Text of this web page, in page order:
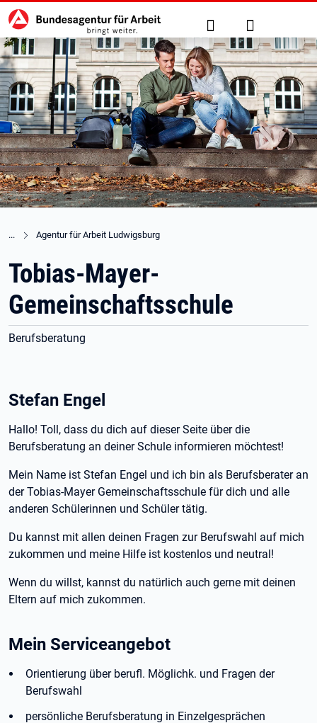
zu den Hauptinhalten springen
Hauptnavigation Suche Anmelden
Agentur für Arbeit Ludwigsburg
Tobias-Mayer-
Gemeinschaftsschule
Berufsberatung
Stefan Engel
Hallo! Toll, dass du dich auf dieser Seite über die
Berufsberatung an deiner Schule informieren möchtest!
Mein Name ist Stefan Engel und ich bin als Berufsberater an
der Tobias-Mayer Gemeinschaftsschule für dich und alle
anderen Schülerinnen und Schüler tätig.
Du kannst mit allen deinen Fragen zur Berufswahl auf mich
zukommen und meine Hilfe ist kostenlos und neutral!
Wenn du willst, kannst du natürlich auch gerne mit deinen
Eltern auf mich zukommen.
Mein Serviceangebot
Orientierung über berufl. Möglichk. und Fragen der
Berufswahl
persönliche Berufsberatung in Einzelgesprächen